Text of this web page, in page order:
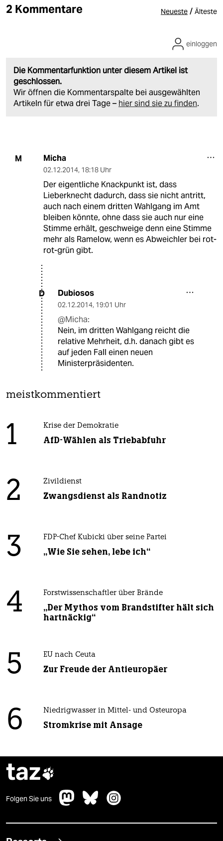
2 Kommentare Neueste / Älteste
Die Kommentarfunktion unter diesem Artikel ist
geschlossen.
Wir öffnen die Kommentarspalte bei ausgewählten
Artikeln für etwa drei Tage – hier sind sie zu finden.
einloggen
M Micha
02.12.2014, 18:18 Uhr
Der eigentliche Knackpunkt ist, dass
Lieberknecht dadurch, dass sie nicht antritt,
auch nach einem dritten Wahlgang im Amt
bleiben könnte, ohne dass sie auch nur eine
Stimme erhält, geschweige denn eine Stimme
mehr als Ramelow, wenn es Abweichler bei rot-
rot-grün gibt.
D Dubiosos
02.12.2014, 19:01 Uhr
@Micha:
Nein, im dritten Wahlgang reicht die
relative Mehrheit, d.h. danach gibt es
auf jeden Fall einen neuen
Ministerpräsidenten.
meistkommentiert
1 Krise der Demokratie
AfD-Wählen als Triebabfuhr
2 Zivildienst
Zwangsdienst als Randnotiz
3 FDP-Chef Kubicki über seine Partei
„Wie Sie sehen, lebe ich“
4 Forstwissenschaftler über Brände
„Der Mythos vom Brandstifter hält sich
hartnäckig“
5 EU nach Ceuta
Zur Freude der Antieuropäer
6 Niedrigwasser in Mittel- und Osteuropa
Stromkrise mit Ansage
taz
Folgen Sie uns